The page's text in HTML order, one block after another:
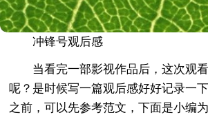
冲锋号观后感
当看完一部影视作品后，这次观
呢？是时候写一篇观后感好好记录一
之前，可以先参考范文，下面是小编